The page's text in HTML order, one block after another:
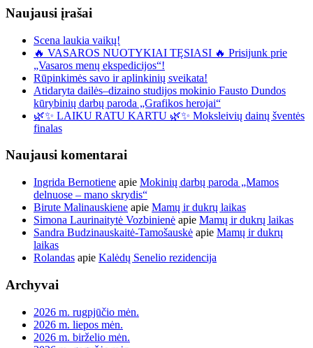
Naujausi įrašai
Scena laukia vaikų!
🔥 VASAROS NUOTYKIAI TĘSIASI 🔥 Prisijunk prie
„Vasaros menų ekspedicijos“!
Rūpinkimės savo ir aplinkinių sveikata!
Atidaryta dailės–dizaino studijos mokinio Fausto Dundos
kūrybinių darbų paroda „Grafikos herojai“
🌿✨ LAIKU RATU KARTU 🌿✨ Moksleivių dainų šventės
finalas
Naujausi komentarai
Ingrida Bernotiene apie Mokinių darbų paroda „Mamos
delnuose – mano skrydis“
Birute Malinauskiene apie Mamų ir dukrų laikas
Simona Laurinaitytė Vozbinienė apie Mamų ir dukrų laikas
Sandra Budzinauskaitė-Tamošauskė apie Mamų ir dukrų
laikas
Rolandas apie Kalėdų Senelio rezidencija
Archyvai
2026 m. rugpjūčio mėn.
2026 m. liepos mėn.
2026 m. birželio mėn.